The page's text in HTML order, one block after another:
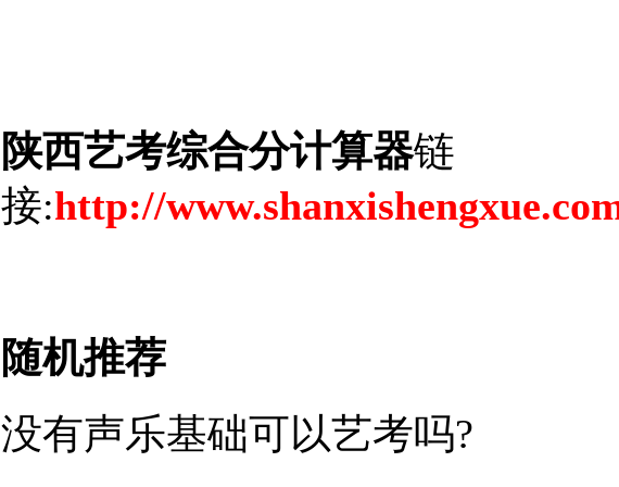
陕西艺考综合分计算器链
接:http://
随机推荐
没有声乐基础可以艺考吗?